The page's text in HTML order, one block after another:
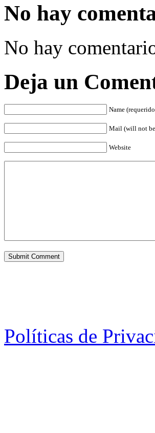
No hay
No hay
Deja un
Name
Mail (will not
Website
Políticas de